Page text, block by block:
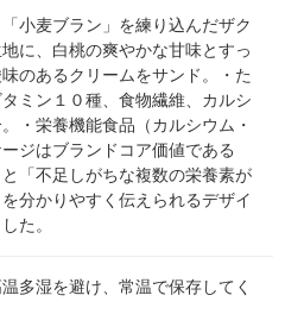
「小麦ブラン」を練り込んだザク
に、白桃の爽やかな甘味とすっ
のあるクリームをサンド。・た
ミン１０種、食物繊維、カルシ
・栄養機能食品（カルシウム・
ジはブランドコア価値である
と「不足しがちな複数の栄養素が
分かりやすく伝えられるデザイ
た。
多湿を避け、常温で保存してく